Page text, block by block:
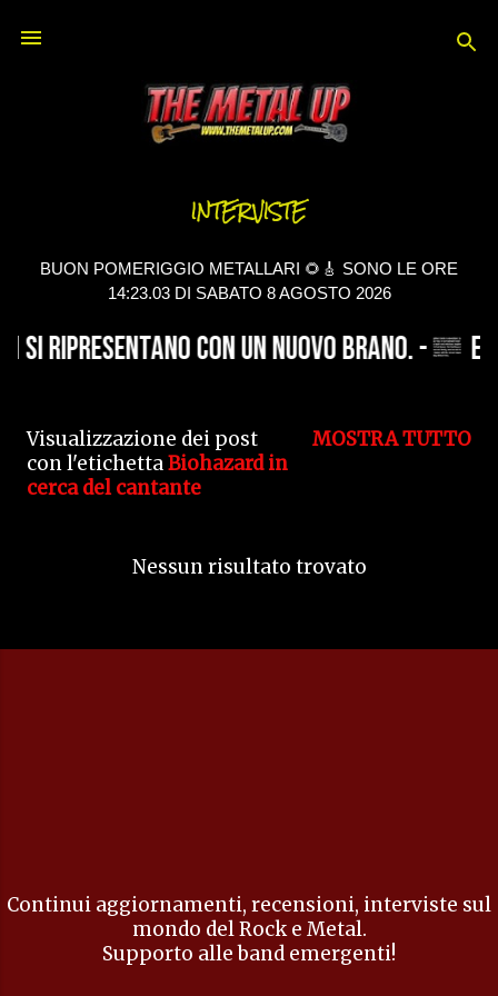
INTERVISTE
BUON POMERIGGIO METALLARI 🌻🎸 SONO LE ORE
14:23.03 DI SABATO 8 AGOSTO 2026
Visualizzazione dei post
con l'etichettaBiohazard in
cerca del cantante
MOSTRA TUTTO
Nessun risultato trovato
Continui aggiornamenti, recensioni, interviste sul
mondo del Rock e Metal.
Supporto alle band emergenti!